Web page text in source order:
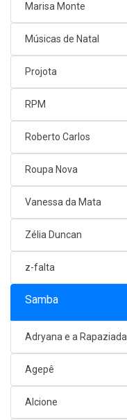
Marisa Monte
Músicas de Natal
Projota
RPM
Roberto Carlos
Roupa Nova
Vanessa da Mata
Zélia Duncan
z-falta
Samba
Adryana e a Rapaziada
Agepê
Alcione